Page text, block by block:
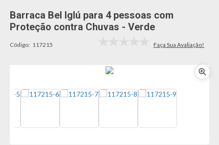
Barraca Bel Iglú para 4 pessoas com
Proteção contra Chuvas - Verde
Código: 117215